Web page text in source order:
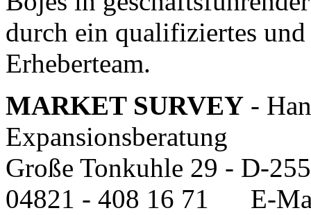
durch ein qualifiziertes
Erheberteam.
MARKET SURVEY -
Expansionsberatung
Große Tonkuhle 29 - D-
04821 - 408 16 71 E-